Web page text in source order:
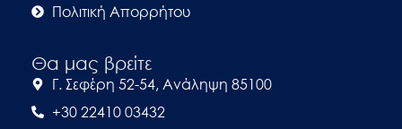
Πολιτική Απορρήτου
Θα μας βρείτε
Γ. Σεφέρη 52-54, Ανάληψη 85100
+30 22410 03432